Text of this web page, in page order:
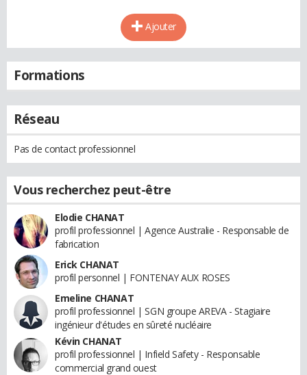
Ajouter
Formations
Réseau
Pas de contact professionnel
Vous recherchez peut-être
Elodie CHANAT
profil professionnel | Agence Australie - Responsable de
fabrication
Erick CHANAT
profil personnel | FONTENAY AUX ROSES
Emeline CHANAT
profil professionnel | SGN groupe AREVA - Stagiaire
ingénieur d'études en sûreté nucléaire
Kévin CHANAT
profil professionnel | Infield Safety - Responsable
commercial grand ouest